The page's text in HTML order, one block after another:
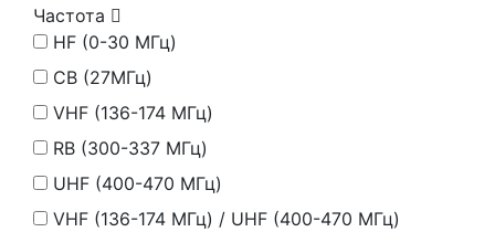
Частота
HF (0-30 МГц)
CB (27МГц)
VHF (136-174 МГц)
RB (300-337 МГц)
UHF (400-470 МГц)
VHF (136-174 МГц) / UHF (400-470 МГц)